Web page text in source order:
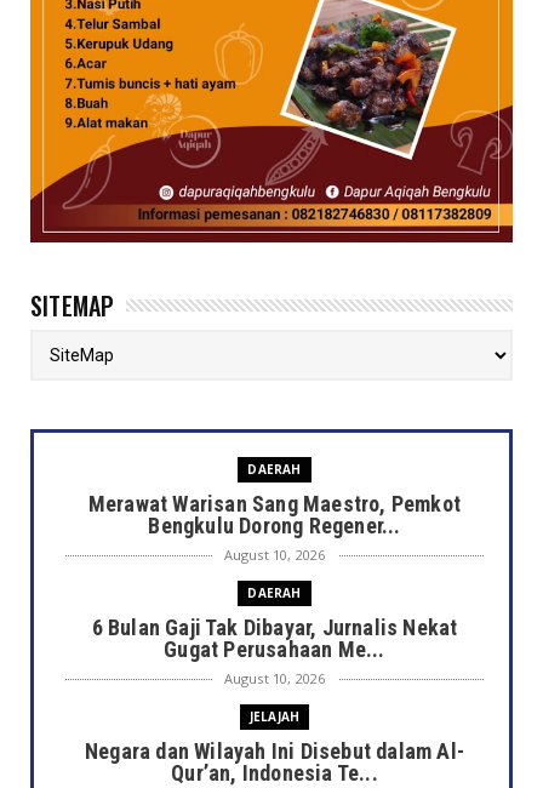
SITEMAP
DAERAH
Merawat Warisan Sang Maestro, Pemkot
Bengkulu Dorong Regener...
August 10, 2026
DAERAH
6 Bulan Gaji Tak Dibayar, Jurnalis Nekat
Gugat Perusahaan Me...
August 10, 2026
JELAJAH
Negara dan Wilayah Ini Disebut dalam Al-
Qur’an, Indonesia Te...